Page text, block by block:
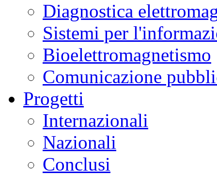
Diagnostica
Sistemi per
Bioelettromagnetismo
Comunicazione
Progetti
Internazionali
Nazionali
Conclusi